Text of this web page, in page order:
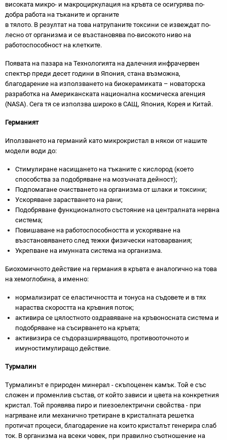
високата микро- и макроциркулация на кръвта се осигурява по-
добра работа на тъканите и органите
в тялото. В резултат на това натрупаните токсини се извеждат по-
лесно от организма и се възстановява по-високото ниво на
работоспособност на клетките.
Появата на пазара на Технологията на далечния инфрачервен
спектър преди десет години в Япония, стана възможна,
благодарение на използването на биокерамиката – новаторска
разработка на Американската национална космическа агенция
(NASA). Сега тя се използва широко в САЩ, Япония, Корея и Китай.
Германият
Иползването на германий като микрокристал в някои от нашите
модели води до:
Стимулиране насищането на тъканите с кислород (което
способства за подобряване на мозъчната дейност);
Подпомагане очистването на организма от шлаки и токсини;
Ускоряване зарастването на рани;
Подобряване функционалното състояние на централната нервна
система;
Повишаване на работоспособността и ускоряване на
възстановяването след тежки физически натоварвания;
Укрепване на имунната система на организма.
Биохомичното действие на германия в кръвта е аналогично на това
на хемоглобина, а именно:
нормализират се еластичността и тонуса на съдовете и в тях
нараства скоростта на кръвния поток;
активира се цялостното оздравяване на кръвоносната система и
подобряване на съсирването на кръвта;
активизира се съдоразширяващото, противооточното и
имуностимулиращо действие.
Турмалин
Турмалинът е природен минерал - скъпоценен камък. Той е със
сложен и променлив състав, от който зависи и цвета на конкретния
кристал. Той проявява пиро и пиезоелектрични свойства - при
нагряване или механично третиране в кристалната решетка
протичат процеси, благодарение на които кристалът генерира слаб
ток. В организма на всеки човек, при правилно съотношение на